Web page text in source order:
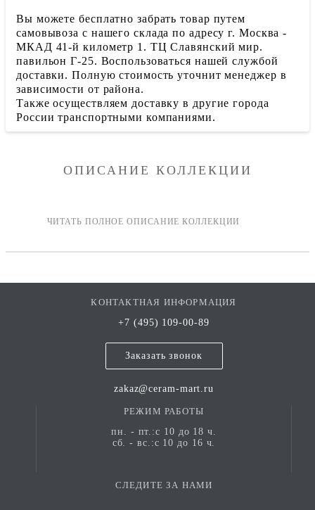
Вы можете бесплатно забрать товар путем
самовывоза с нашего склада по адресу г. Москва -
МКАД 41-й километр 1. ТЦ Славянский мир.
павильон Г-25. Воспользоваться нашей службой
доставки. Полную стоимость уточнит менеджер в
зависимости от района.
Также осуществляем доставку в другие города
России транспортными компаниями.
ОПИСАНИЕ КОЛЛЕКЦИИ
КОНТАКТНАЯ ИНФОРМАЦИЯ
+7 (495) 109-00-89
Заказать звонок
zakaz@ceram-mart.ru
РЕЖИМ РАБОТЫ
пн. - пт.:с 10 до 18 ч.
сб. - вс.:с 10 до 16 ч.
СЛЕДИТЕ ЗА НАМИ